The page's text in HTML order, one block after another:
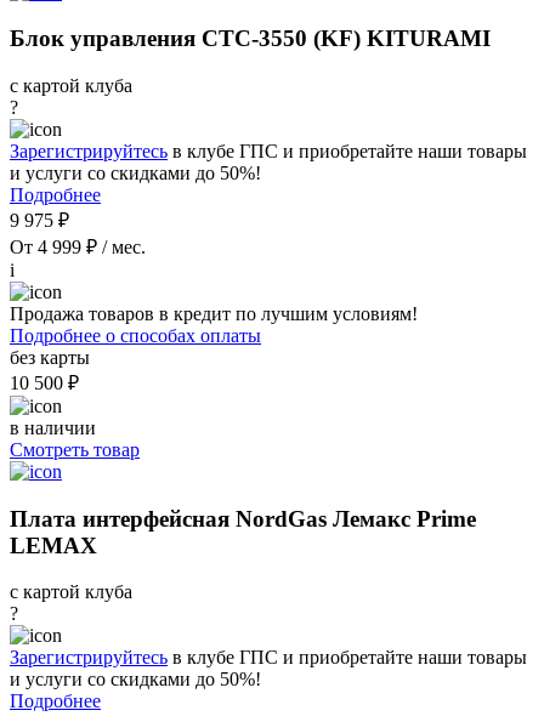
Блок управления CTC-3550 (KF) KITURAMI
с картой клуба
?
Зарегистрируйтесь в клубе ГПС и приобретайте наши товары
и услуги со скидками до 50%!
Подробнее
9 975 ₽
От 4 999 ₽ / мес.
i
Продажа товаров в кредит по лучшим условиям!
Подробнее о способах оплаты
без карты
10 500 ₽
в наличии
Смотреть товар
Плата интерфейсная NordGas Лемакс Prime
LEMAX
с картой клуба
?
Зарегистрируйтесь в клубе ГПС и приобретайте наши товары
и услуги со скидками до 50%!
Подробнее